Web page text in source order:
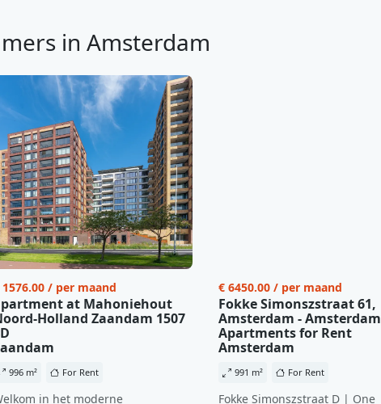
in Amsterdam
1576.00 / per maand
at Mahoniehout
Holland Zaandam 1507
996 m² For Rent
in het moderne
€ 6450.00 / per maand
Fokke Simonszstraat 61,
Amsterdam - Amsterdam
Apartments for Rent
Amsterdam
991 m² For Rent
Fokke Simonszstraat D | One